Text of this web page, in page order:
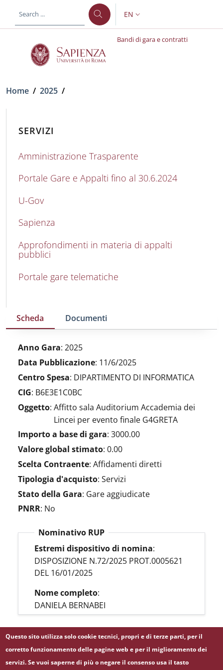
LANGUAGE SWITCHER:
EN
Bandi di gara e contratti
Breadcrumb
Home / 2025 /
SERVIZI
Amministrazione Trasparente
Portale Gare e Appalti fino al 30.6.2024
U-Gov
Sapienza
Approfondimenti in materia di appalti
pubblici
Portale gare telematiche
Scheda Documenti
Anno Gara: 2025
Data Pubblicazione: 11/6/2025
Centro Spesa: DIPARTIMENTO DI INFORMATICA
CIG: B6E3E1C0BC
Oggetto: Affitto sala Auditorium Accademia dei
Lincei per evento finale G4GRETA
Importo a base di gara: 3000.00
Valore global stimato: 0.00
Scelta Contraente: Affidamenti diretti
Tipologia d'acquisto: Servizi
Stato della Gara: Gare aggiudicate
PNRR: No
Nominativo RUP
Estremi dispositivo di nomina:
DISPOSIZIONE N.72/2025 PROT.0005621
DEL 16/01/2025
Nome completo:
DANIELA BERNABEI
Questo sito utilizza solo cookie tecnici, propri e di terze parti, per il
corretto funzionamento delle pagine web e per il miglioramento dei
servizi. Se vuoi saperne di più o negare il consenso usa il tasto